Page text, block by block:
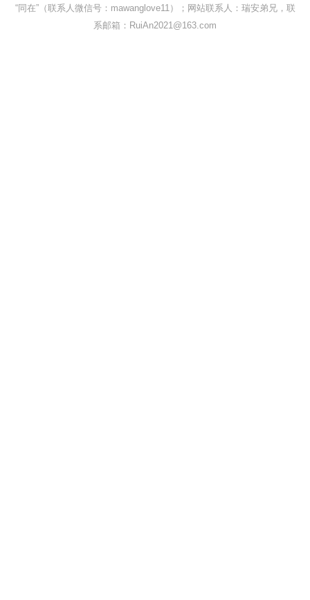
“同在”（联系人微信号：mawanglove11）；网站联系人：瑞安弟兄，联
系邮箱：RuiAn2021@163.com